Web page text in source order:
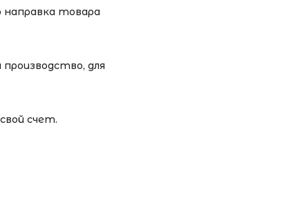
товара
для
счет.